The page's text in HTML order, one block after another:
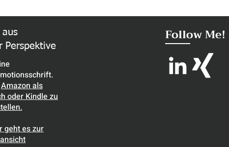
Perspektive
Amazon als
oder Kindle zu
geht es zur
Follow Me!